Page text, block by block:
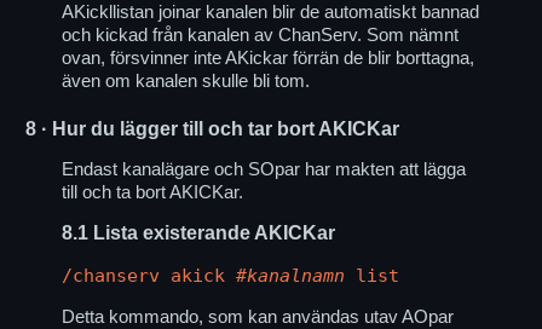
AKickllistan joinar kanalen blir de automatiskt bannad
och kickad från kanalen av ChanServ. Som nämnt
ovan, försvinner inte AKickar förrän de blir borttagna,
även om kanalen skulle bli tom.
8 · Hur du lägger till och tar bort AKICKar
Endast kanalägare och SOpar har makten att lägga
till och ta bort AKICKar.
8.1 Lista existerande AKICKar
/chanserv akick#kanalnamn list
Detta kommando, som kan användas utav AOpar